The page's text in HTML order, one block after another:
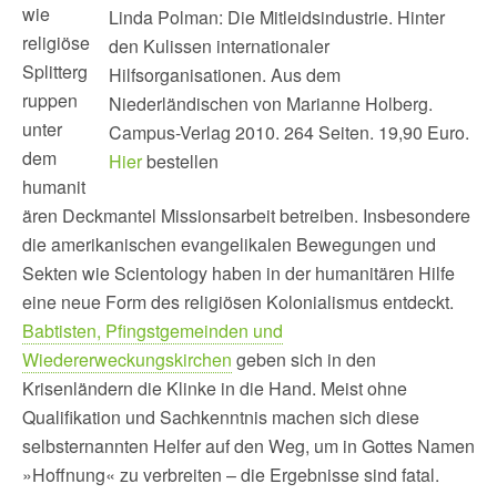
Linda Polman: Die Mitleidsindustrie. Hinter
den Kulissen internationaler
Hilfsorganisationen. Aus dem
Niederländischen von Marianne Holberg.
Campus-Verlag 2010. 264 Seiten. 19,90 Euro.
Hierbestellen
wie
religiöse
Splitterg
ruppen
unter
dem
humanit
ären Deckmantel Missionsarbeit betreiben. Insbesondere
die amerikanischen evangelikalen Bewegungen und
Sekten wie Scientology haben in der humanitären Hilfe
eine neue Form des religiösen Kolonialismus entdeckt.
Babtisten, Pfingstgemeinden und
Wiedererweckungskirchen geben sich in den
Krisenländern die Klinke in die Hand. Meist ohne
Qualifikation und Sachkenntnis machen sich diese
selbsternannten Helfer auf den Weg, um in Gottes Namen
»Hoffnung« zu verbreiten – die Ergebnisse sind fatal.